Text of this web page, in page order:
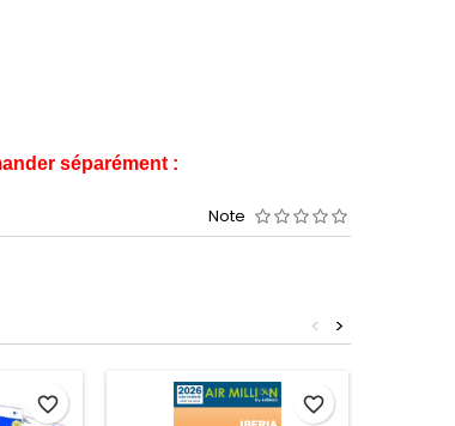
séparément :
Note
>
<
favorite_border favorite_border